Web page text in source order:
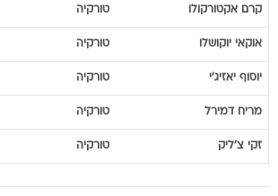
קרם אקטורקולו טורקיה
אוקאי יוקושלו טורקיה
יוסוף יאזיג'י טורקיה
מריח דמירל טורקיה
זקי צ'ליק טורקיה